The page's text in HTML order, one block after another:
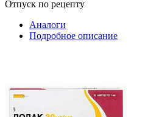
Отпуск по рецепту
Аналоги
Подробное описание